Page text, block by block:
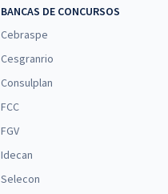
BANCAS DE CONCURSOS
Cebraspe
Cesgranrio
Consulplan
FCC
FGV
Idecan
Selecon